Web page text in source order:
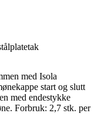
med Isola
start og slutt
med endestykke
Forbruk: 2,7 stk. per